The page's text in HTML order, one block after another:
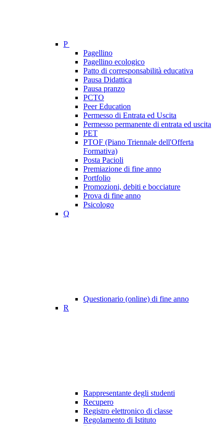
P
Pagellino
Pagellino ecologico
Patto di corresponsabilità educativa
Pausa Didattica
Pausa pranzo
PCTO
Peer Education
Permesso di Entrata ed Uscita
Permesso permanente di entrata ed uscita
PET
PTOF (Piano Triennale dell'Offerta
Formativa)
Posta Pacioli
Premiazione di fine anno
Portfolio
Promozioni, debiti e bocciature
Prova di fine anno
Psicologo
Q
Questionario (online) di fine anno
R
Rappresentante degli studenti
Recupero
Registro elettronico di classe
Regolamento di Istituto